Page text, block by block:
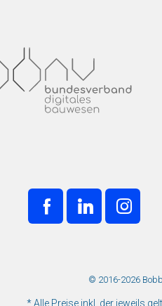
© 2016-2026
* Alle Preise inkl. der jeweils